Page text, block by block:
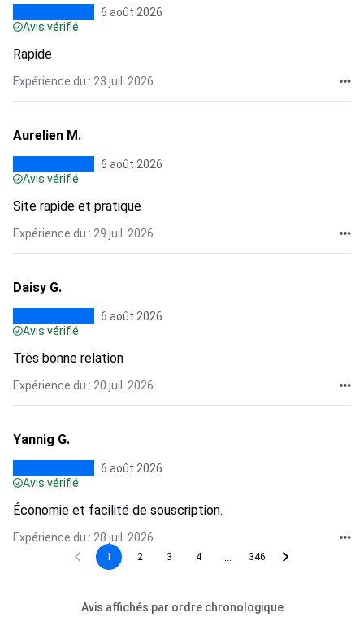
6 août 2026
Avis vérifié
Rapide
Expérience du : 23 juil. 2026
Aurelien M.
6 août 2026
Avis vérifié
Site rapide et pratique
Expérience du : 29 juil. 2026
Daisy G.
6 août 2026
Avis vérifié
Très bonne relation
Expérience du : 20 juil. 2026
Yannig G.
6 août 2026
Avis vérifié
Économie et facilité de souscription.
Expérience du : 28 juil. 2026
1 2 3 4 346
Avis affichés par ordre chronologique